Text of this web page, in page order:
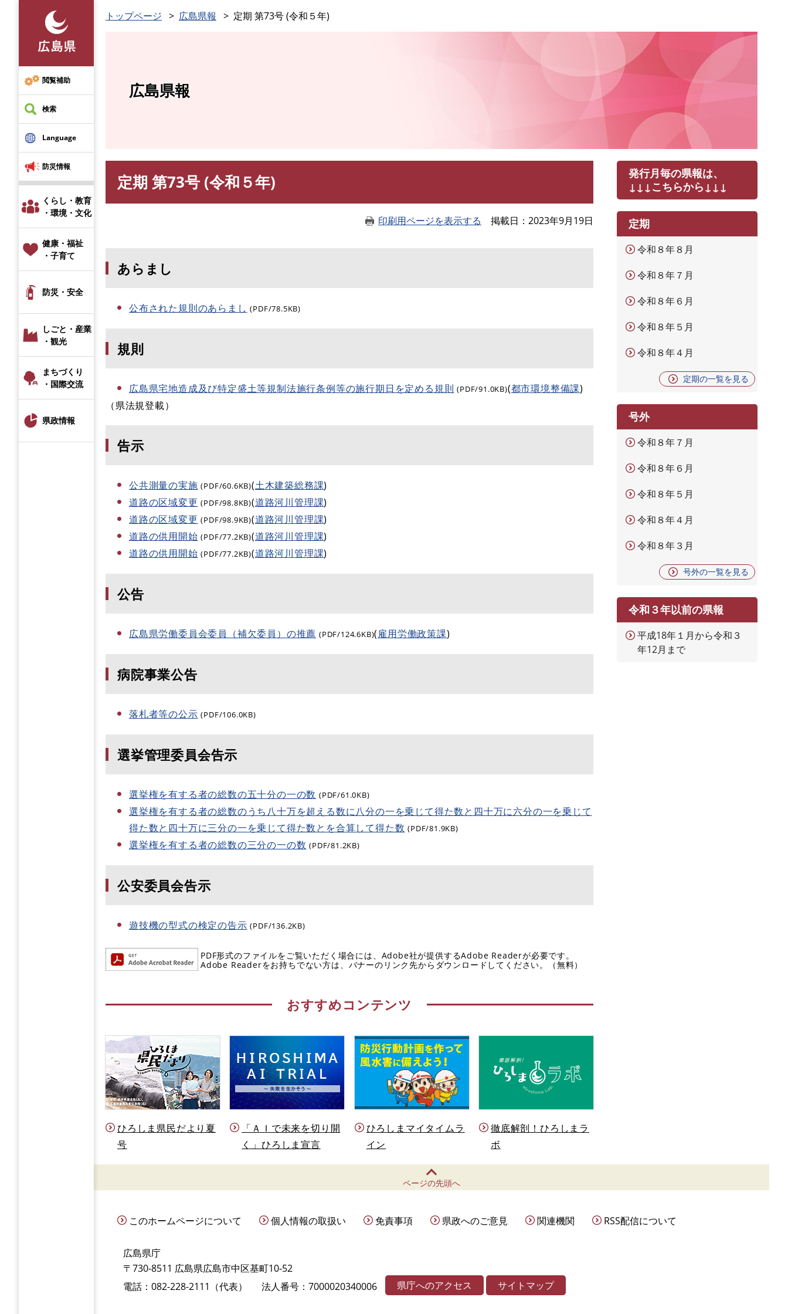
先
頭
で
す
閲覧補助
検索
Language
防災情報
くらし・教育
・環境・文化
健康・福祉
・子育て
防災・安全
しごと・産業
・観光
まちづくり
・国際交流
県政情報
トップページ 広島県報 定期 第73号 (令和５年)
広島県報
定期 第73号 (令和５年)
印刷用ページを表示する 掲載日 2023年9月19日
あらまし
公布された規則のあらまし (PDF/78.5KB)
規則
広島県宅地造成及び特定盛土等規制法施行条例等の施行期日を定める規則 (PDF/91.0KB)(都市環境整備課)
（県法規登載）
告示
公共測量の実施 (PDF/60.6KB)(土木建築総務課)
道路の区域変更 (PDF/98.8KB)(道路河川管理課)
道路の区域変更 (PDF/98.9KB)(道路河川管理課)
道路の供用開始 (PDF/77.2KB)(道路河川管理課)
道路の供用開始 (PDF/77.2KB)(道路河川管理課)
公告
広島県労働委員会委員（補欠委員）の推薦 (PDF/124.6KB)(雇用労働政策課)
病院事業公告
落札者等の公示 (PDF/106.0KB)
選挙管理委員会告示
選挙権を有する者の総数の五十分の一の数 (PDF/61.0KB)
選挙権を有する者の総数のうち八十万を超える数に八分の一を乗じて得た数と四十万に六分の一を乗じて
得た数と四十万に三分の一を乗じて得た数とを合算して得た数 (PDF/81.9KB)
選挙権を有する者の総数の三分の一の数 (PDF/81.2KB)
公安委員会告示
遊技機の型式の検定の告示 (PDF/136.2KB)
PDF形式のファイルをご覧いただく場合には、Adobe社が提供するAdobe Readerが必要です。
Adobe Readerをお持ちでない方は、バナーのリンク先からダウンロードしてください。（無料）
おすすめコンテンツ
ひろしま県民だより夏
号
「ＡＩで未来を切り開
く」ひろしま宣言
ひろしまマイタイムラ
イン
徹底解剖！ひろしまラ
ボ
発行月毎の県報は、
↓↓↓こちらから↓↓↓
定期
令和８年８月
令和８年７月
令和８年６月
令和８年５月
令和８年４月
定期の一覧を見る
号外
令和８年７月
令和８年６月
令和８年５月
令和８年４月
令和８年３月
号外の一覧を見る
令和３年以前の県報
平成18年１月から令和３
年12月まで
ページの先頭へ
このホームページについて 個人情報の取扱い 免責事項 県政へのご意見 関連機関 RSS配信について
広島県庁
〒730-8511 広島県広島市中区基町10-52
電話：082-228-2111（代表）
法人番号：7000020340006 県庁へのアクセス サイトマップ